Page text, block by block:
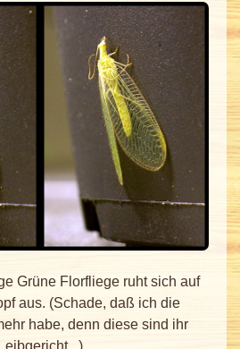
Grüne Florfliege ruht sich auf
aus. (Schade, daß ich die
habe, denn diese sind ihr
Leibgericht...)